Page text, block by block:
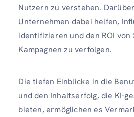
Nutzern zu verstehen.
Unternehmen dabei helfen,
identifizieren und den ROI von
Kampagnen zu verfolgen.
Die tiefen Einblicke in die
und den Inhaltserfolg, die KI-
bieten, ermöglichen es